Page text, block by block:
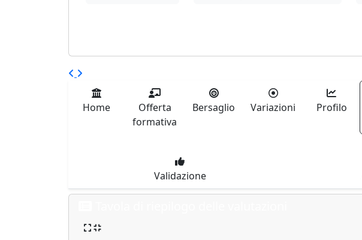
Home
Offerta
formativa
Bersaglio Variazioni Profilo
Validazione